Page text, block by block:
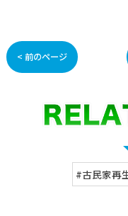
< 前のページ
#古民家再